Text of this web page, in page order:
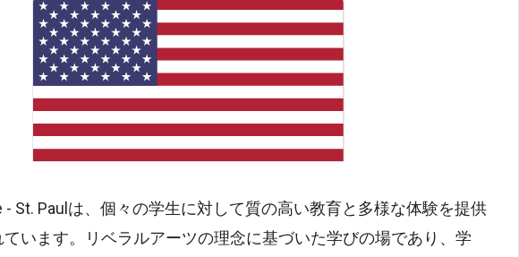
- St. Paulは、個々の学生に対して質の高い教育と多様な体験を提供
います。リベラルアーツの理念に基づいた学びの場であり、学